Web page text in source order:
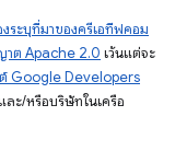
ระบุที่มาของครีเอทีฟคอม
าต Apache 2.0 เว้นแต่จะ
ต์ Google Developers
ะ/หรือบริษัทในเครือ